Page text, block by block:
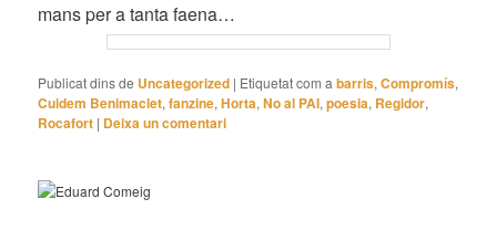
mans per a tanta faena…
Publicat dins de Uncategorized | Etiquetat com abarris,Compromís,
Cuidem Benimaclet,fanzine,Horta,No al PAI,poesia, Regidor,
Rocafort | Deixa un comentari